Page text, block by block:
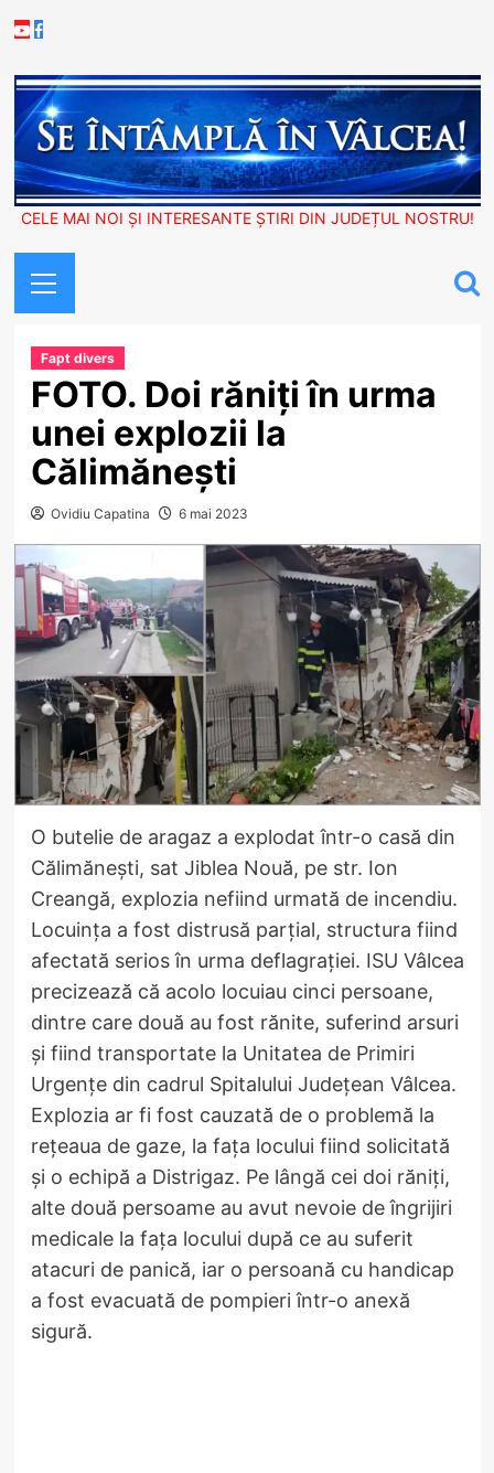
to
Youtube
Facebook
CELE MAI NOI ȘI INTERESANTE ȘTIRI DIN JUDEȚUL NOSTRU!
Menu
Fapt divers
FOTO. Doi răniți în urma
unei explozii la
Călimănești
Ovidiu Capatina 6 mai 2023
O butelie de aragaz a explodat într-o casă din
Călimănești, sat Jiblea Nouă, pe str. Ion
Creangă, explozia nefiind urmată de incendiu.
Locuința a fost distrusă parțial, structura fiind
afectată serios în urma deflagrației. ISU Vâlcea
precizează că acolo locuiau cinci persoane,
dintre care două au fost rănite, suferind arsuri
și fiind transportate la Unitatea de Primiri
Urgențe din cadrul Spitalului Județean Vâlcea.
Explozia ar fi fost cauzată de o problemă la
rețeaua de gaze, la fața locului fiind solicitată
și o echipă a Distrigaz. Pe lângă cei doi răniți,
alte două persoame au avut nevoie de îngrijiri
medicale la fața locului după ce au suferit
atacuri de panică, iar o persoană cu handicap
a fost evacuată de pompieri într-o anexă
sigură.